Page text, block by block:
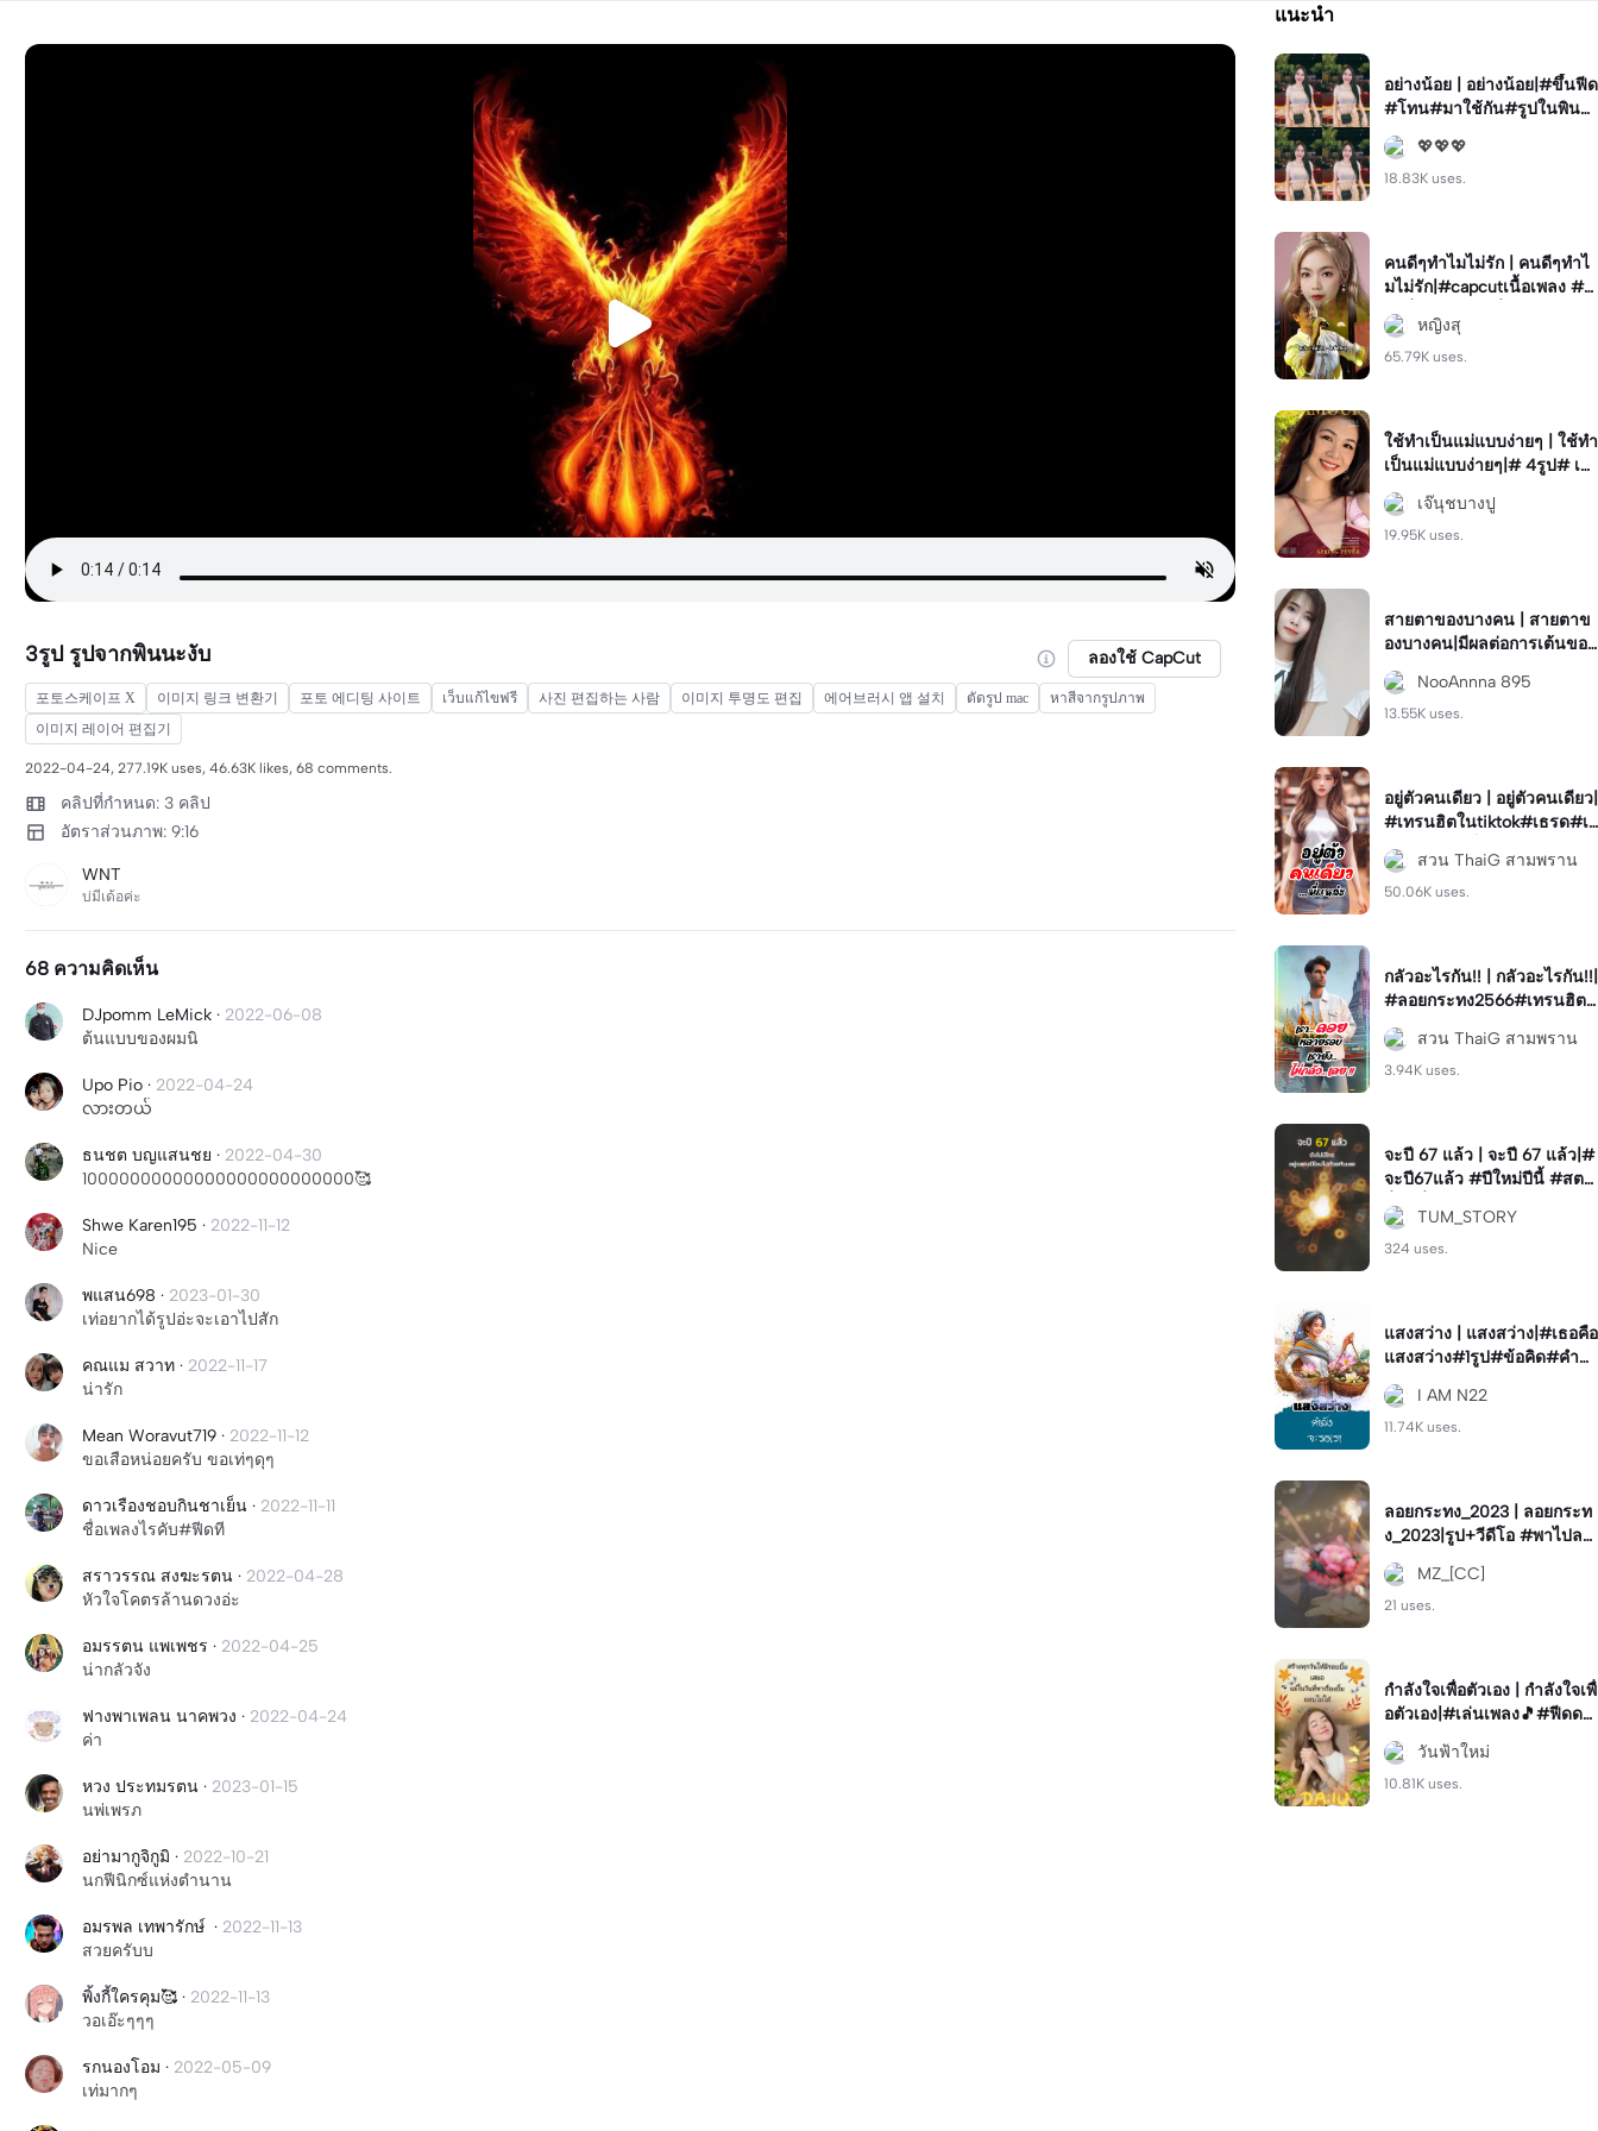
3รูป รูปจากพินนะงับ ลองใช้ CapCut
포토스케이프 X 이미지 링크 변환기 포토 에디팅 사이트 เว็บแก้ไขฟรี 사진 편집하는 사람 이미지 투명도 편집 에어브러시 앱 설치 ตัดรูป mac
หาสีจากรูปภาพ
이미지 레이어 편집기
2022-04-24, 277.19K uses, 46.63K likes, 68 comments.
คลิปที่กำหนด: 3 คลิป
อัตราส่วนภาพ: 9:16
WNT
บ่มีเด้อค่ะ
68 ความคิดเห็น
DJpomm LeMick · 2022-06-08
ต้นแบบของผมนิ
Upo Pio · 2022-04-24
လားတယ်
ธนชต บญแสนชย · 2022-04-30
10000000000000000000000000🥰
Shwe Karen195 · 2022-11-12
Nice
พแสน698 · 2023-01-30
เท่อยากได้รูปอ่ะจะเอาไปสัก
คณแม สวาท · 2022-11-17
น่ารัก
Mean Woravut719 · 2022-11-12
ขอเสือหน่อยครับ ขอเท่ๆดุๆ
ดาวเรืองชอบกินชาเย็น · 2022-11-11
ชื่อเพลงไรคับ#ฟีดที
สราวรรณ สงฆะรตน · 2022-04-28
หัวใจโคตรล้านดวงอ่ะ
อมรรตน แพเพชร · 2022-04-25
น่ากลัวจัง
ฟางพาเพลน นาคพวง · 2022-04-24
ค่า
หวง ประทมรตน · 2023-01-15
นพ่เพรภ
อย่ามากูจิกูมิ · 2022-10-21
นกฟีนิกซ์แห่งตำนาน
อมรพล เทพารักษ์ · 2022-11-13
สวยครับบ
พิ้งกี้ใครคุม🥰 · 2022-11-13
วอเอ๊ะๆๆๆ
รกนองโอม · 2022-05-09
เท่มากๆ
แนะนำ
อย่างน้อย | อย่างน้อย|#ขึ้นฟีด
#โทน#มาใช้กัน#รูปในพิน#1
รูป
💖💖💖
18.83K uses.
คนดีๆทำไมไม่รัก | คนดีๆทำไ
มไม่รัก|#capcutเนื้อเพลง #ส
ตอรี่เพลง#สตอรี่ความรู้สึก🖤
#1รูป🤍หญิงสุ
65.79K uses.
ใช้ทำเป็นแม่แบบง่ายๆ | ใช้ทำ
เป็นแม่แบบง่ายๆ|# 4รูป# เลื่
อนช้าๆ# น่ารัก# ลองใช้ดูนะ
# เจ๊นุชบางปู
เจ๊นุชบางปู
19.95K uses.
สายตาของบางคน | สายตาข
องบางคน|มีผลต่อการเต้นของ
หัวใจ#กำลังฮิตใน tiktok
NooAnnna 895
13.55K uses.
อยู่ตัวคนเดียว | อยู่ตัวคนเดียว|
#เทรนฮิตในtiktok#เธรด#เ
ปิดการมองเห็น
สวน ThaiG สามพราน
50.06K uses.
กลัวอะไรกัน!! | กลัวอะไรกัน!!|
#ลอยกระทง2566#เทรนฮิตใ
นtiktok#ลอยกระทง2023
สวน ThaiG สามพราน
3.94K uses.
จะปี 67 แล้ว | จะปี 67 แล้ว|#
จะปี67แล้ว #ปีใหม่ปีนี้ #สตอ
รี่ #เลื่อนช้าๆ
TUM_STORY
324 uses.
แสงสว่าง | แสงสว่าง|#เธอคือ
แสงสว่าง#1รูป#ข้อคิด#คำค
ม#เธรด#foryou#storie
I AM N22
11.74K uses.
ลอยกระทง_2023 | ลอยกระท
ง_2023|รูป+วีดีโอ #พาไปลอ
ยกระทง #ลอยกระทง2566 #
ลอยกระทง2023
MZ_[CC]
21 uses.
กำลังใจเพื่อตัวเอง | กำลังใจเพื่
อตัวเอง|#เล่นเพลง🎵#ฟีดด
💐💫#เพลง​ยุค​90​
วันฟ้าใหม่
10.81K uses.